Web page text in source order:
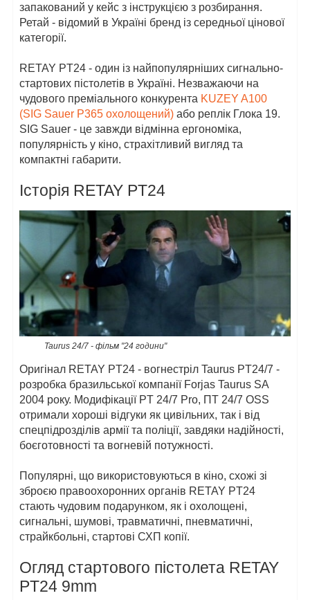
запакований у кейс з інструкцією з розбирання.
Ретай - відомий в Україні бренд із середньої цінової
категорії.
RETAY PT24 - один із найпопулярніших сигнально-
стартових пістолетів в Україні. Незважаючи на
чудового преміального конкурента KUZEY A100
(SIG Sauer P365 охолощений) або реплік Глока 19.
SIG Sauer - це завжди відмінна ергономіка,
популярність у кіно, страхітливий вигляд та
компактні габарити.
Історія RETAY PT24
Taurus 24/7 - фільм "24 години"
Оригінал RETAY PT24 - вогнестріл Taurus PT24/7 -
розробка бразильської компанії Forjas Taurus SA
2004 року. Модифікації PT 24/7 Pro, ПТ 24/7 OSS
отримали хороші відгуки як цивільних, так і від
спецпідрозділів армії та поліції, завдяки надійності,
боєготовності та вогневій потужності.
Популярні, що використовуються в кіно, схожі зі
зброєю правоохоронних органів RETAY PT24
стають чудовим подарунком, як і охолощені,
сигнальні, шумові, травматичні, пневматичні,
страйкбольні, стартові СХП копії.
Огляд стартового пістолета RETAY
PT24 9mm